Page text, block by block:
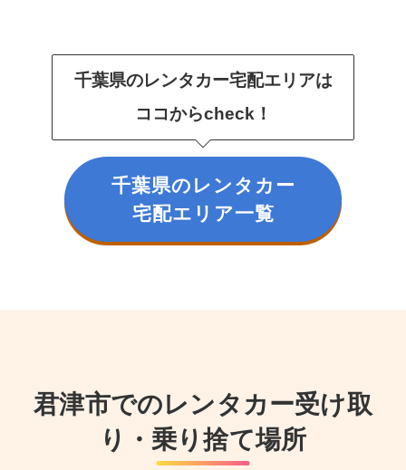
千葉県のレンタカー宅配エリアは
ココからcheck！
千葉県のレンタカー
宅配エリア一覧
君津市でのレンタカー受け取
り・乗り捨て場所